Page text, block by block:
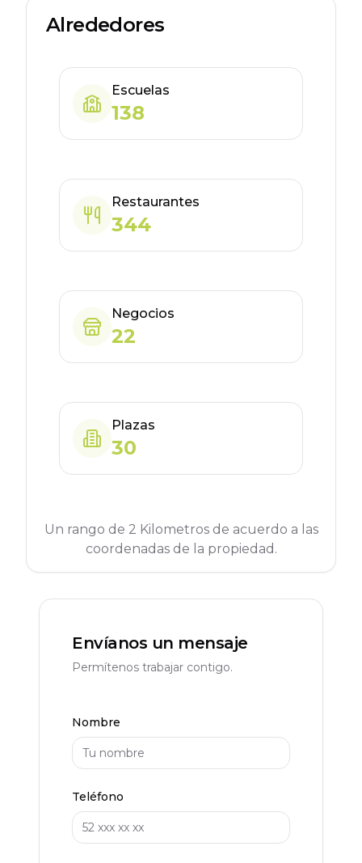
Alrededores
Escuelas
138
Restaurantes
344
Negocios
22
Plazas
30
Un rango de 2 Kilometros de acuerdo a las
coordenadas de la propiedad.
Envíanos un mensaje
Permítenos trabajar contigo.
Nombre
Teléfono